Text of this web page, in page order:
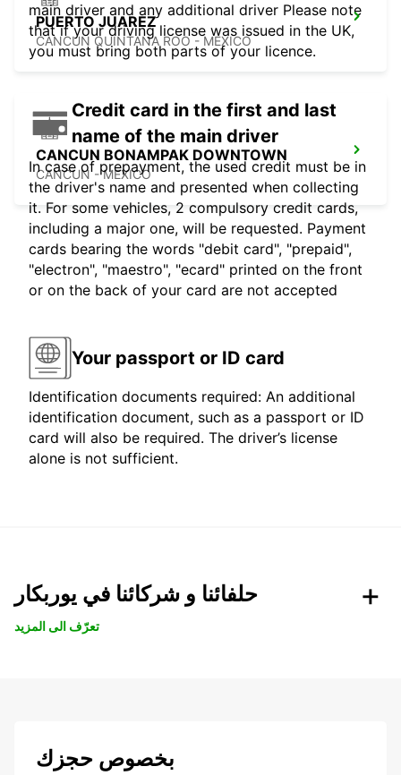
PUERTO JUAREZ
CANCUN QUINTANA ROO - MEXICO
CANCUN BONAMPAK DOWNTOWN
CANCUN - MEXICO
main driver and any additional driver Please note
that if your driving license was issued in the UK,
you must bring both parts of your licence.
Credit card in the first and last
name of the main driver
In case of prepayment, the used credit must be in
the driver's name and presented when collecting
it. For some vehicles, 2 compulsory credit cards,
including a major one, will be requested. Payment
cards bearing the words "debit card", "prepaid",
"electron", "maestro", "ecard" printed on the front
or on the back of your card are not accepted
Your passport or ID card
Identification documents required: An additional
identification document, such as a passport or ID
card will also be required. The driver’s license
alone is not sufficient.
حلفائنا و شركائنا في يوربكار
تعرّف الى المزيد
بخصوص حجزك